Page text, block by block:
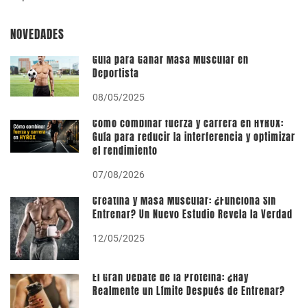
NOVEDADES
Guía para Ganar Masa Muscular en
Deportista
08/05/2025
Cómo combinar fuerza y carrera en HYROX:
Guía para reducir la interferencia y optimizar
el rendimiento
07/08/2026
Creatina y Masa Muscular: ¿Funciona Sin
Entrenar? Un Nuevo Estudio Revela la Verdad
12/05/2025
El Gran Debate de la Proteína: ¿Hay
Realmente un Límite Después de Entrenar?